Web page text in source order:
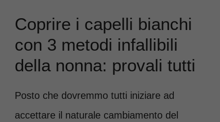
Coprire i capelli bianchi
con 3 metodi infallibili
della nonna: provali tutti
Posto che dovremmo tutti iniziare ad
accettare il naturale cambiamento del